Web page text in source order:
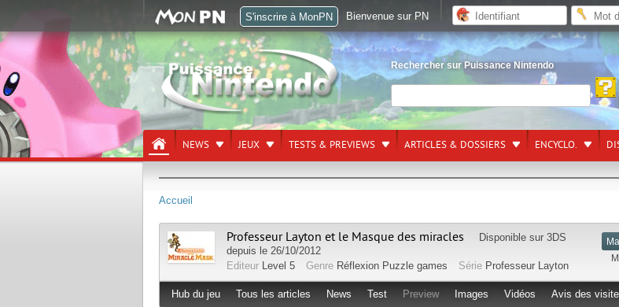
Rechercher sur Puissance Nintendo
NEWS JEUX TESTS & PREVIEWS ARTICLES & DOSSIERS ENCYCLO.
Accueil
Professeur Layton et le Masque des miracles Disponible sur 3DS
depuis le 26/10/2012
Editeur Level 5 Genre Réflexion Puzzle games Série Professeur Layton
Hub du jeu Tous les articles News Test Preview Images Vidéos Avis des
S'inscrire à MonPN Bienvenue sur PN